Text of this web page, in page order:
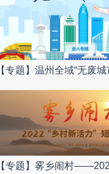
【专题】温州全域“无废
【专题】雾乡闹村